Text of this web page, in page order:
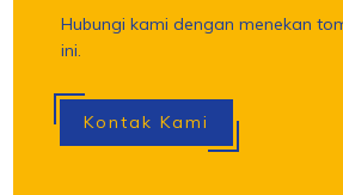
Hubungi kami dengan menekan
ini.
Kontak Kami